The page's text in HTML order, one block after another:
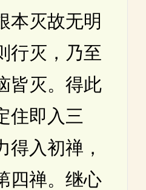
本灭故无明
行灭，乃至
皆灭。得此
住即入三
得入初禅，
四禅。继心